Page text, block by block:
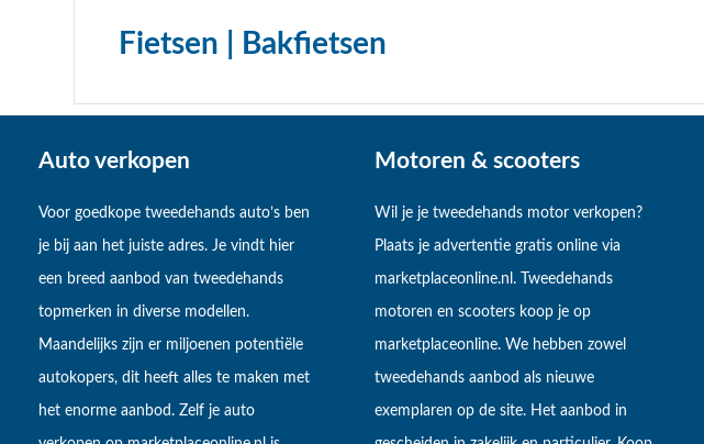
Fietsen | Bakfietsen
Auto verkopen
Voor goedkope tweedehands auto’s ben
je bij aan het juiste adres. Je vindt hier
een breed aanbod van tweedehands
topmerken in diverse modellen.
Maandelijks zijn er miljoenen potentiële
autokopers, dit heeft alles te maken met
het enorme aanbod. Zelf je auto
Motoren & scooters
Wil je je tweedehands motor verkopen?
Plaats je advertentie gratis online via
marketplaceonline.nl. Tweedehands
motoren en scooters koop je op
marketplaceonline. We hebben zowel
tweedehands aanbod als nieuwe
exemplaren op de site. Het aanbod in